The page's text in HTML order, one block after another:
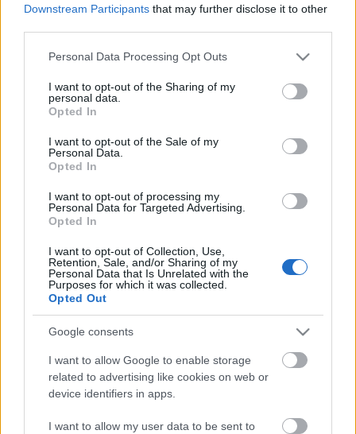
Downstream Participants that may further disclose it to other
Please note that this website/app uses one or more Google
not limited to your visit or usage behaviour. You may click to
grant or deny consent to Google and its third-party tags to
use your data for below specified purposes in below Google
consent section.
Personal Data Processing Opt Outs
I want to opt-out of the Sharing of my
personal data.
Opted In
I want to opt-out of the Sale of my
Personal Data.
Opted In
I want to opt-out of processing my
Personal Data for Targeted Advertising.
Opted In
I want to opt-out of Collection, Use,
Retention, Sale, and/or Sharing of my
Personal Data that Is Unrelated with the
Purposes for which it was collected.
Opted Out
Google consents
I want to allow Google to enable storage
related to advertising like cookies on web or
device identifiers in apps.
I want to allow my user data to be sent to
Álljunk már meg egy szóra! [265.]
2022. szeptember 24.
Majd egy hete a Fidesz jelöltje picivel több, mint 40
%-kal nyert Zuglóban az időközin. Azóta sokadik
helyen olvasom (most legutóbb pl. Szabó Rebekától),
hogy a CivilZugló jelöltjének vissza kellett volna
lépnie az ellenzéki pártok egy része által támogatott
jelölt javára, hiszen végül is az több…